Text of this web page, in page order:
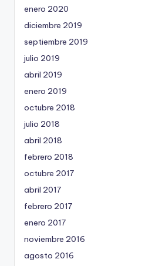
enero 2020
diciembre 2019
septiembre 2019
julio 2019
abril 2019
enero 2019
octubre 2018
julio 2018
abril 2018
febrero 2018
octubre 2017
abril 2017
febrero 2017
enero 2017
noviembre 2016
agosto 2016